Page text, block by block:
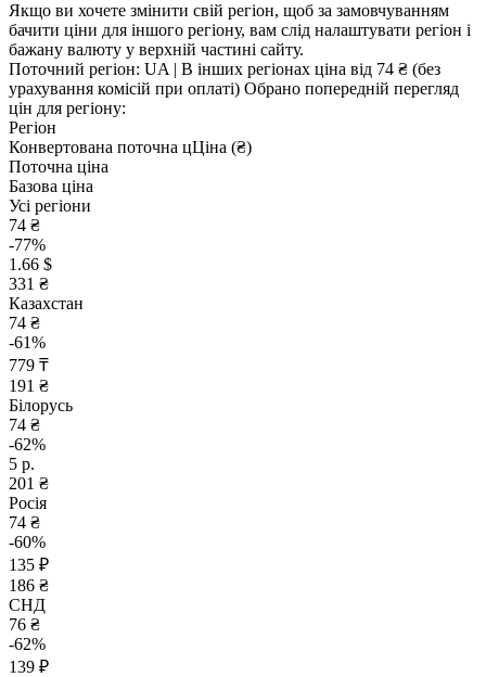
Якщо ви хочете змінити свій регіон, щоб за замовчуванням
бачити ціни для іншого регіону, вам слід налаштувати регіон і
бажану валюту у верхній частині сайту.
Поточний регіон: UA | В інших регіонах ціна від 74 ₴ (без
урахування комісій при оплаті) Обрано попередній перегляд
цін для регіону:
Регіон
Конвертована поточна цЦіна (₴)
Поточна ціна
Базова ціна
Усі регіони
74 ₴
-77%
1.66 $
331 ₴
Казахстан
74 ₴
-61%
779 ₸
191 ₴
Білорусь
74 ₴
-62%
5 р.
201 ₴
Росія
74 ₴
-60%
135 ₽
186 ₴
СНД
76 ₴
-62%
139 ₽